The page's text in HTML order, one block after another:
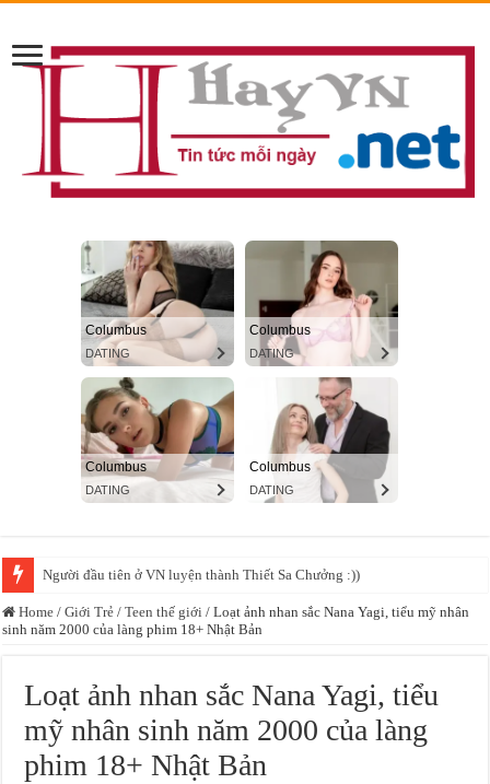
TikToker triệu fl “lên sóng” VTV với “hai gạch chéo”
Home / Giới Trẻ / Teen thế giới / Loạt ảnh nhan sắc Nana Yagi, tiểu mỹ nhân
sinh năm 2000 của làng phim 18+ Nhật Bản
Loạt ảnh nhan sắc Nana Yagi, tiểu
mỹ nhân sinh năm 2000 của làng
phim 18+ Nhật Bản